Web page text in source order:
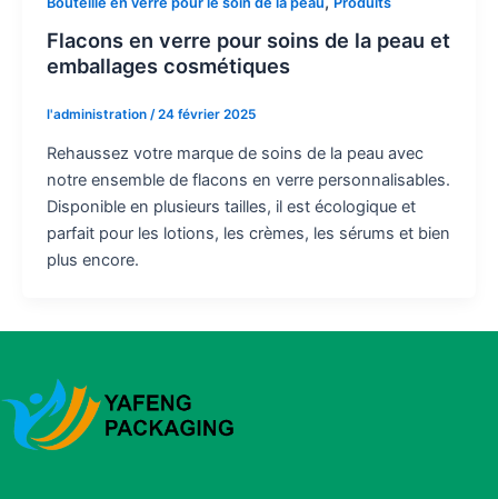
Flacons en verre pour soins de la peau et
emballages cosmétiques
l'administration /24 février 2025
Rehaussez votre marque de soins de la peau avec
notre ensemble de flacons en verre personnalisables.
Disponible en plusieurs tailles, il est écologique et
parfait pour les lotions, les crèmes, les sérums et bien
plus encore.